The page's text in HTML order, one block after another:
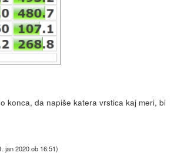
konca, da napiše katera vrstica kaj meri, bi
jan 2020 ob 16:51)